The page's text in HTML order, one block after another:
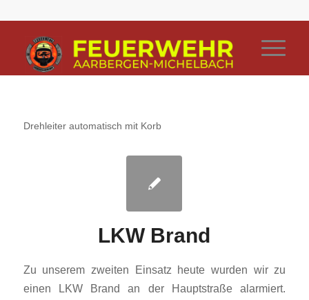
Drehleiter automatisch mit Korb
LKW Brand
Zu unserem zweiten Einsatz heute wurden wir zu
einen LKW Brand an der Hauptstraße alarmiert.